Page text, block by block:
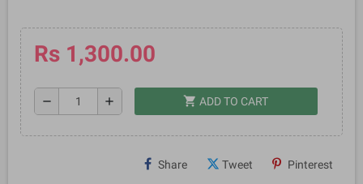
Rs 1,300.00
remove add shopping_cart ADD TO CART
Share Tweet Pinterest